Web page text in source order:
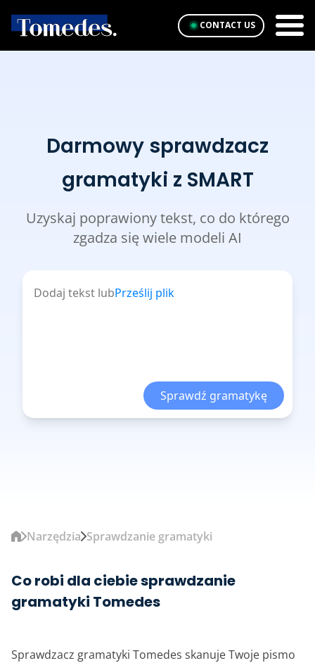
CONTACT US
Darmowy sprawdzacz
gramatyki z SMART
Uzyskaj poprawiony tekst, co do którego
zgadza się wiele modeli AI
Dodaj tekst lubPrześlij plik
Sprawdź gramatykę
Narzędzia Sprawdzanie gramatyki
Co robi dla ciebie sprawdzanie
gramatyki Tomedes
Sprawdzacz gramatyki Tomedes skanuje Twoje pismo